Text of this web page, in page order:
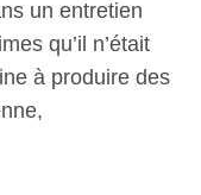
un entretien
qu’il n’était
à produire des